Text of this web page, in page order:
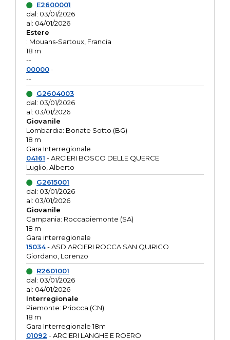
E2600001
dal: 03/01/2026
al: 04/01/2026
Estere
: Mouans-Sartoux, Francia
18 m
--
00000-
--
G2604003
dal: 03/01/2026
al: 03/01/2026
Giovanile
Lombardia: Bonate Sotto (BG)
18 m
Gara Interregionale
04161 - ARCIERI BOSCO DELLE QUERCE
Luglio, Alberto
G2615001
dal: 03/01/2026
al: 03/01/2026
Giovanile
Campania: Roccapiemonte (SA)
18 m
Gara interregionale
15034- ASD ARCIERI ROCCA SAN QUIRICO
Giordano, Lorenzo
R2601001
dal: 03/01/2026
al: 04/01/2026
Interregionale
Piemonte: Priocca (CN)
18 m
Gara Interregionale 18m
01092 - ARCIERI LANGHE E ROERO